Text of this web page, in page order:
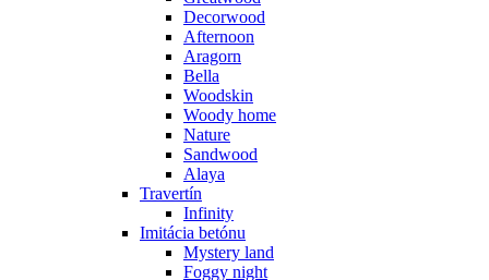
Decorwood
Afternoon
Aragorn
Bella
Woodskin
Woody home
Nature
Sandwood
Alaya
Travertín
Infinity
Imitácia betónu
Mystery land
Foggy night